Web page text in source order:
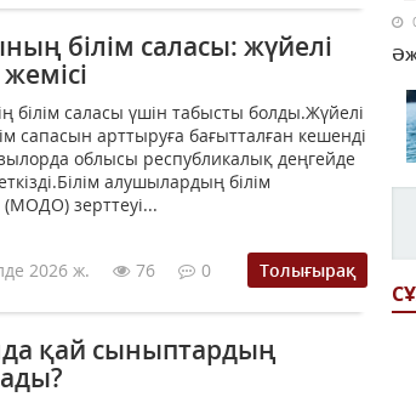
білім саласы: жүйелі
білім саласы үшін табысты болды.Жүйелі
сапасын арттыруға бағытталған кешенді
облысы республикалық деңгейде
алушылардың білім
(МОДО) зерттеуі...
2026 ж. 76 0 Толығырақ
қай сыныптардың